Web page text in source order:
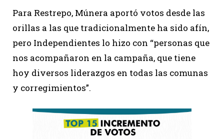
Para Restrepo, Múnera aportó votos desde las
orillas a las que tradicionalmente ha sido afín,
pero Independientes lo hizo con “personas que
nos acompañaron en la campaña, que tiene
hoy diversos liderazgos en todas las comunas
y corregimientos”.